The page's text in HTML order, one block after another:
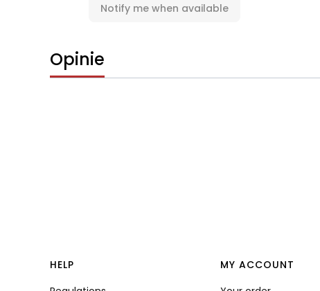
Notify me when available
Opinie
Footer menu
HELP
MY ACCOUNT